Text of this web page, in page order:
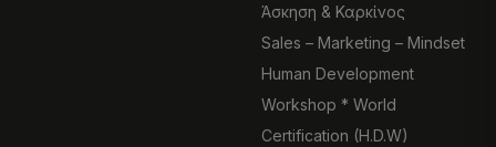
Άσκηση & Καρκίνος
Sales – Marketing – Mindset
Human Development
Workshop * World
Certification (H.D.W)